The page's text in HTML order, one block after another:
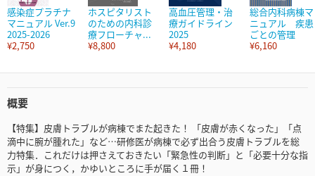
感染症プラチナ
マニュアル Ver.9
2025-2026
¥2,750
ホスピタリスト
のための内科診
療フローチャ...
¥8,800
高血圧管理・治
療ガイドライン
2025
¥4,180
総合内科病棟マ
ニュアル 疾患
ごとの管理
¥6,160
概要
【特集】皮膚トラブルが病棟でまた起きた！ 「皮膚が赤くなった」「点
滴中に腕が腫れた」など…研修医が病棟で必ず出合う皮膚トラブルを総
力特集．これだけは押さえておきたい「緊急性の判断」と「必要十分な指
示」が身につく，かゆいところに手が届く１冊！